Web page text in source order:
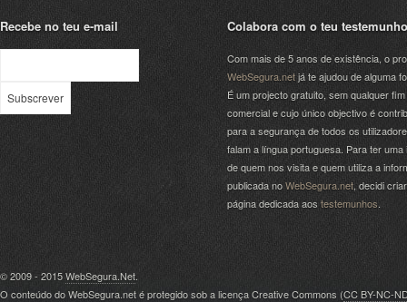
Recebe no teu e-mail Colabora com o teu testemunho
Com mais de 5 anos de existência, o
WebSegura.netjá te ajudou de alguma
É um projecto gratuito, sem qualquer fim
comercial e cujo único objectivo é
para a segurança de todos os
falam a língua portuguesa. Para ter uma
de quem nos visita e quem utiliza a
publicada noWebSegura.net , decidi
página dedicada aos testemunhos
© 2009 - 2015WebSegura.Net.
O conteúdo do WebSegura.net é protegido sob a licença Creative Commons (CC BY-NC-